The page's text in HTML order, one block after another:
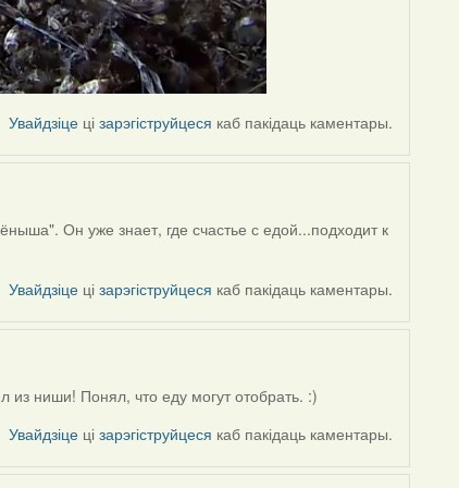
Увайдзіце цізарэгіструйцеся каб пакідаць каментары.
Он уже знает, где счастье с едой...подходит к
Увайдзіце цізарэгіструйцеся каб пакідаць каментары.
из ниши! Понял, что еду могут отобрать. :)
Увайдзіце цізарэгіструйцеся каб пакідаць каментары.